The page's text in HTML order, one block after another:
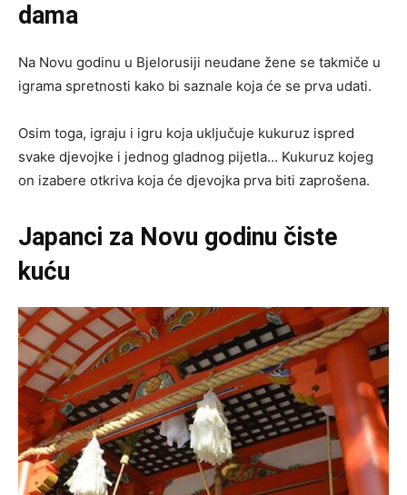
dama
Na Novu godinu u Bjelorusiji neudane žene se takmiče u
igrama spretnosti kako bi saznale koja će se prva udati.
Osim toga, igraju i igru koja uključuje kukuruz ispred
svake djevojke i jednog gladnog pijetla… Kukuruz kojeg
on izabere otkriva koja će djevojka prva biti zaprošena.
Japanci za Novu godinu čiste
kuću